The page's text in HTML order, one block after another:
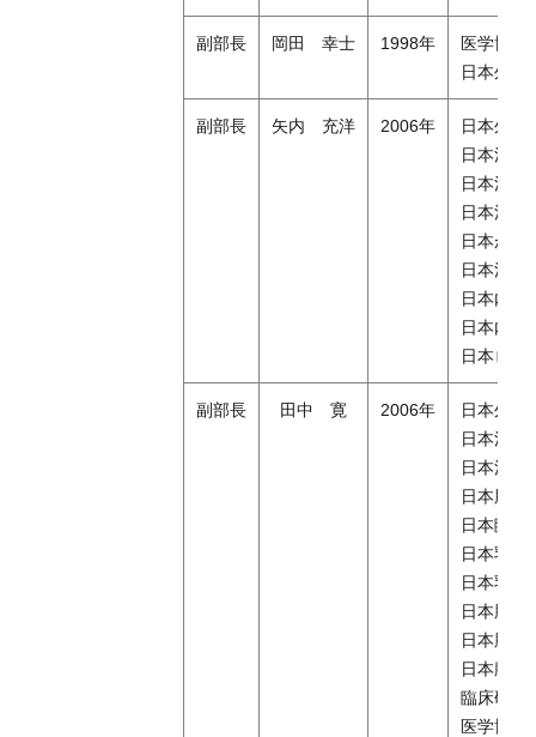
副部長 岡田 幸士 1998年
医学博士
日本外科
副部長 矢内 充洋 2006年
日本外
日本消
日本消
日本消
日本が
日本消
日本内
日本内視
日本ロ
副部長 田中 寛 2006年
日本外科
日本消化
日本消化
日本肝臓
日本臨床
日本乳癌
日本乳が
日本胆道
日本胆道
日本腹部
臨床研修
医学博士